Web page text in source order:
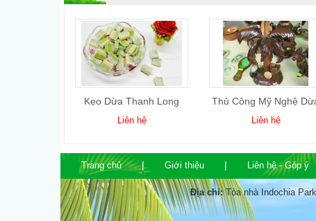
Kẹo Dừa Thanh Long
Liên hệ
Thủ Công Mỹ Nghệ
Liên hệ
Địa chỉ: Tòa nhà Indochia
Trang chủ Giới thiệu Liên hệ - Góp ý